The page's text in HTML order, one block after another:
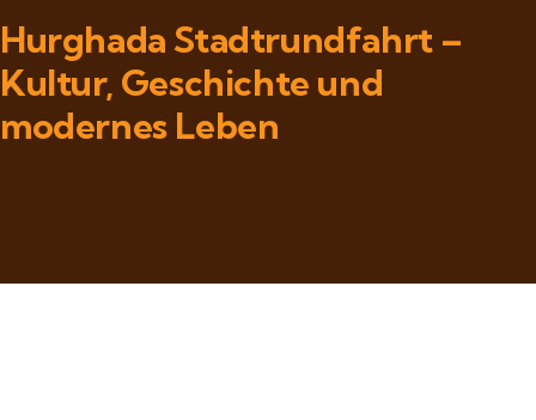
Hurghada Stadtrundfahrt –
Kultur, Geschichte und
modernes Leben